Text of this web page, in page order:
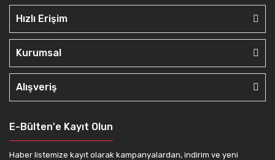
Hızlı Erişim
Kurumsal
Alışveriş
E-Bülten'e Kayıt Olun
Haber listemize kayıt olarak kampanyalardan, indirim ve yeni